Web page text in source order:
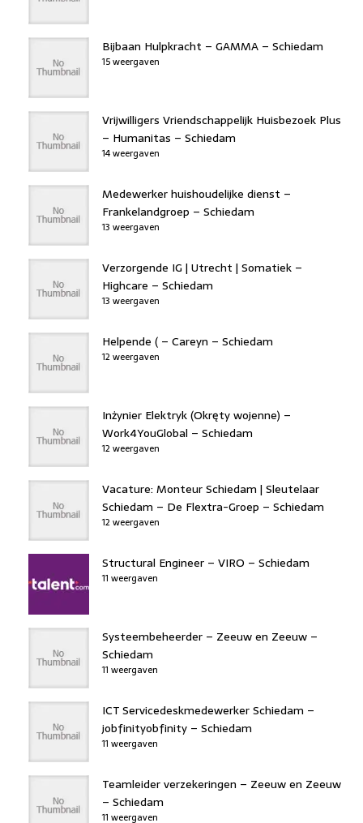
Bijbaan Hulpkracht – GAMMA – Schiedam
15 weergaven
Vrijwilligers Vriendschappelijk Huisbezoek Plus
– Humanitas – Schiedam
14 weergaven
Medewerker huishoudelijke dienst –
Frankelandgroep – Schiedam
13 weergaven
Verzorgende IG | Utrecht | Somatiek –
Highcare – Schiedam
13 weergaven
Helpende ( – Careyn – Schiedam
12 weergaven
Inżynier Elektryk (Okręty wojenne) –
Work4YouGlobal – Schiedam
12 weergaven
Vacature: Monteur Schiedam | Sleutelaar
Schiedam – De Flextra-Groep – Schiedam
12 weergaven
Structural Engineer – VIRO – Schiedam
11 weergaven
Systeembeheerder – Zeeuw en Zeeuw –
Schiedam
11 weergaven
ICT Servicedeskmedewerker Schiedam –
jobfinityobfinity – Schiedam
11 weergaven
Teamleider verzekeringen – Zeeuw en Zeeuw
– Schiedam
11 weergaven